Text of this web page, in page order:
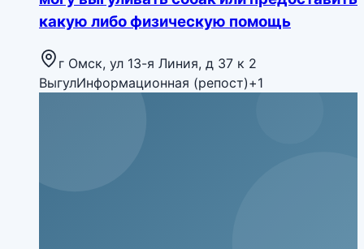
какую либо физическую помощь
г Омск, ул 13-я Линия, д 37 к 2
ВыгулИнформационная (репост)+1